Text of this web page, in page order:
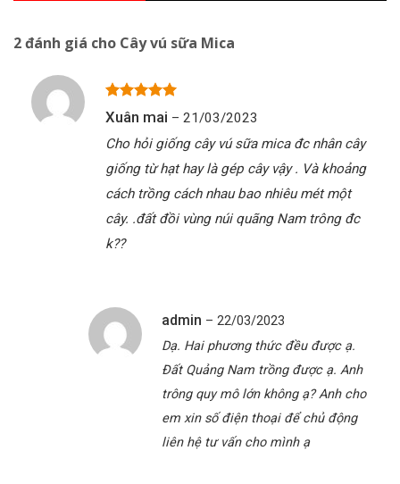
2 đánh giá cho Cây vú sữa Mica
Được xếp
hạng 55
sao
Xuân mai – 21/03/2023
Cho hỏi giống cây vú sữa mica đc nhân cây
giống từ hạt hay là gép cây vậy . Và khoảng
cách trồng cách nhau bao nhiêu mét một
cây. .đất đồi vùng núi quãng Nam trông đc
k??
admin – 22/03/2023
Dạ. Hai phương thức đều được ạ.
Đất Quảng Nam trồng được ạ. Anh
trông quy mô lớn không ạ? Anh cho
em xin số điện thoại để chủ động
liên hệ tư vấn cho mình ạ